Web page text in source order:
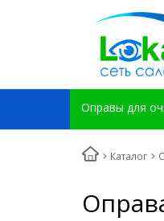
Оправы для
Каталог